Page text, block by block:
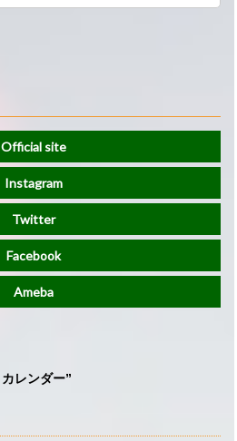
Official site
Instagram
Twitter
Facebook
Ameba